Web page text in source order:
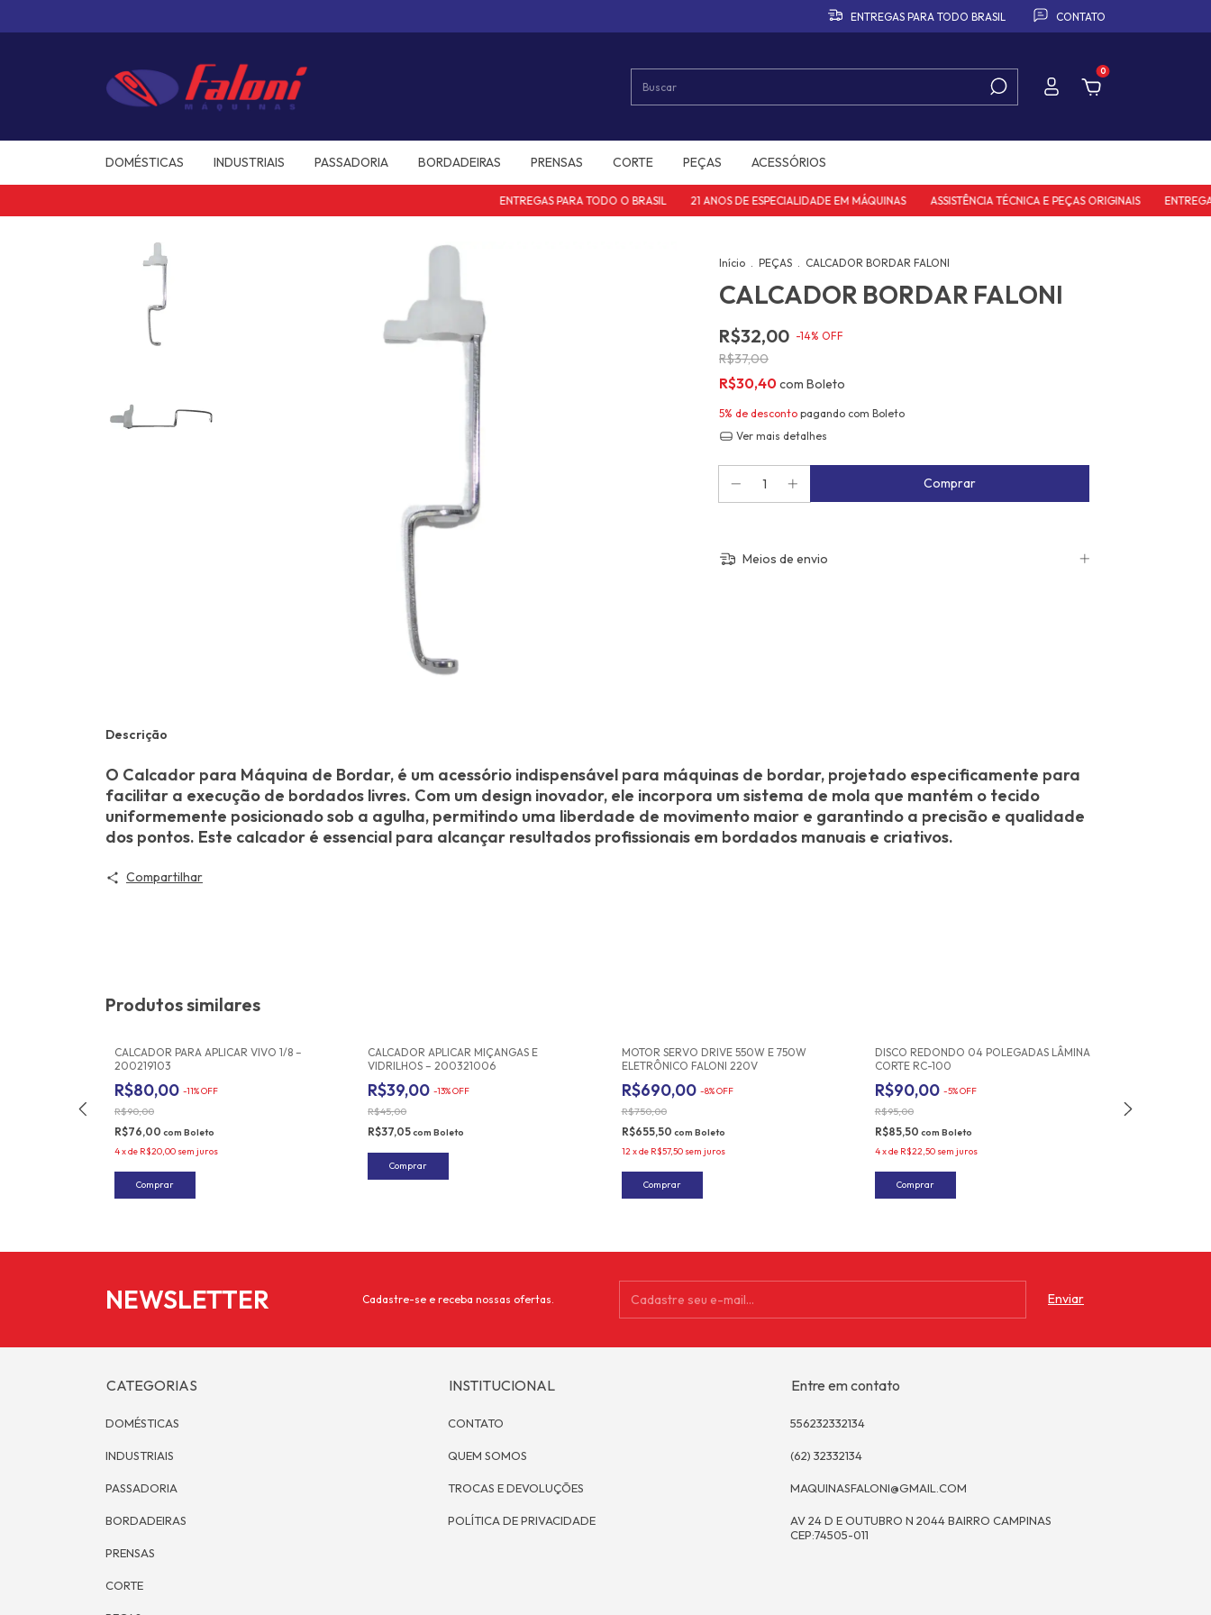
ENTREGAS PARA TODO BRASIL CONTATO
0
DOMÉSTICAS INDUSTRIAIS PASSADORIA BORDADEIRAS PRENSAS CORTE PEÇAS ACESSÓRIOS
ENTREGAS PARA TODO O BRASIL 21 ANOS DE ESPECIALIDADE EM MÁQUINAS ASSISTÊNCIA TÉCNICA E PEÇAS ORIGINAIS ENTREGAS
Início . PEÇAS . CALCADOR BORDAR FALONI
CALCADOR BORDAR FALONI
R$32,00 -14% OFF
R$37,00
R$30,40com Boleto
5% de desconto pagando com Boleto
Ver mais detalhes
Meios de envio
Descrição
O Calcador para Máquina de Bordar, é um acessório indispensável para máquinas de bordar, projetado especificamente para
facilitar a execução de bordados livres. Com um design inovador, ele incorpora um sistema de mola que mantém o tecido
uniformemente posicionado sob a agulha, permitindo uma liberdade de movimento maior e garantindo a precisão e qualidade
dos pontos. Este calcador é essencial para alcançar resultados profissionais em bordados manuais e criativos.
Compartilhar
Produtos similares
CALCADOR PARA APLICAR VIVO 1/8 –
200219103
R$80,00 -11%OFF
R$90,00
R$76,00 com Boleto
4xde R$20,00 sem juros
CALCADOR APLICAR MIÇANGAS E
VIDRILHOS – 200321006
R$39,00-13%OFF
R$45,00
R$37,05com Boleto
MOTOR SERVO DRIVE 550W E 750W
ELETRÔNICO FALONI 220V
R$690,00 -8%OFF
R$750,00
R$655,50 com Boleto
12 xde R$57,50 sem juros
Comprar
DISCO REDONDO 04 POLEGADAS LÂMINA
CORTE RC-100
R$90,00 -5%OFF
R$95,00
R$85,50 com Boleto
4xde R$22,50 sem juros
R$87,40
NEWSLETTER Cadastre-se e receba nossas ofertas.
CATEGORIAS
DOMÉSTICAS
INDUSTRIAIS
PASSADORIA
BORDADEIRAS
PRENSAS
CORTE
INSTITUCIONAL
CONTATO
QUEM SOMOS
TROCAS E DEVOLUÇÕES
POLÍTICA DE PRIVACIDADE
Entre em contato
556232332134
(62) 32332134
MAQUINASFALONI@GMAIL.COM
AV 24 D E OUTUBRO N 2044 BAIRRO CAMPINAS
CEP:74505-011